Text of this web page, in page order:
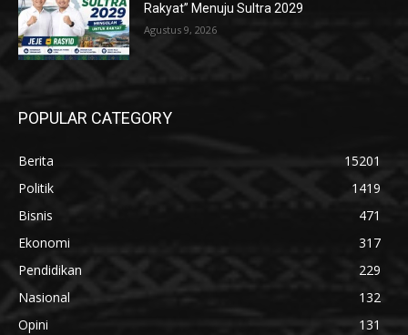
Rakyat” Menuju Sultra 2029
Agustus 9, 2026
POPULAR CATEGORY
Berita
15201
Politik
1419
Bisnis
471
Ekonomi
317
Pendidikan
229
Nasional
132
Opini
131